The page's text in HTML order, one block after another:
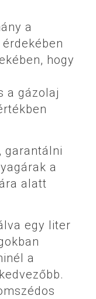
a
hogy
a gázolaj
garantálni
a
alatt
egy liter
a